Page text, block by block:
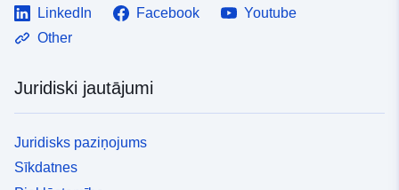
LinkedIn Facebook
Youtube
Other
Juridiski jautājumi
Juridisks paziņojums
Sīkdatnes